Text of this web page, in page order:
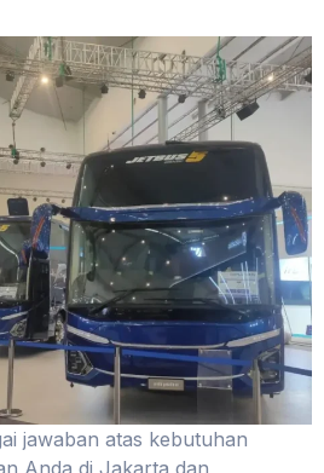
jawaban atas kebutuhan
Anda di Jakarta dan